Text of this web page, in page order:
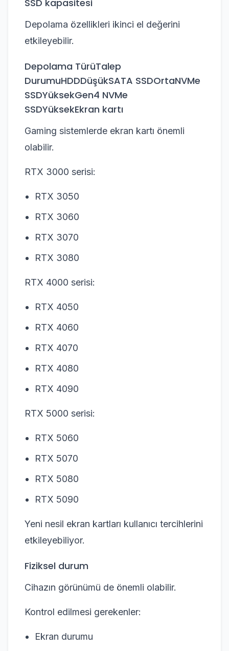
SSD kapasitesi
Depolama özellikleri ikinci el değerini
etkileyebilir.
Depolama TürüTalep
DurumuHDDDüşükSATA SSDOrtaNVMe
SSDYüksekGen4 NVMe
SSDYüksekEkran kartı
Gaming sistemlerde ekran kartı önemli
olabilir.
RTX 3000 serisi:
RTX 3050
RTX 3060
RTX 3070
RTX 3080
RTX 4000 serisi:
RTX 4050
RTX 4060
RTX 4070
RTX 4080
RTX 4090
RTX 5000 serisi:
RTX 5060
RTX 5070
RTX 5080
RTX 5090
Yeni nesil ekran kartları kullanıcı tercihlerini
etkileyebiliyor.
Fiziksel durum
Cihazın görünümü de önemli olabilir.
Kontrol edilmesi gerekenler:
Ekran durumu